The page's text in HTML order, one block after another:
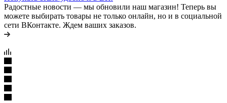
Радостные новости — мы обновили наш магазин! Теперь вы
можете выбирать товары не только онлайн, но и в социальной
сети ВКонтакте. Ждем ваших заказов.